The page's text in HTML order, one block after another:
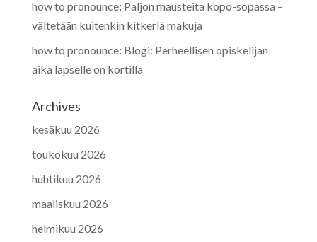
how to pronounce: Paljon mausteita kopo-sopassa –
vältetään kuitenkin kitkeriä makuja
how to pronounce: Blogi: Perheellisen opiskelijan
aika lapselle on kortilla
Archives
kesäkuu 2026
toukokuu 2026
huhtikuu 2026
maaliskuu 2026
helmikuu 2026